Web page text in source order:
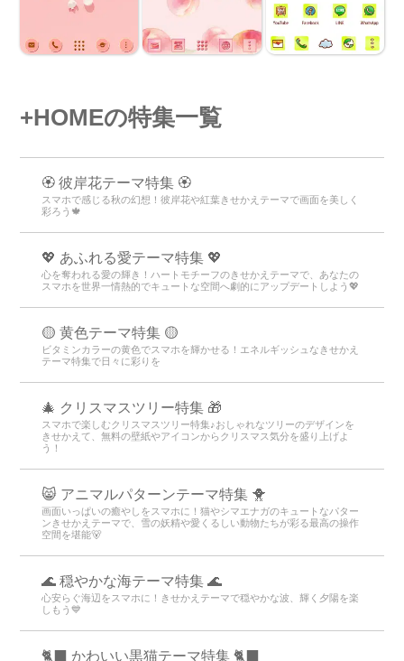
+HOMEの特集一覧
🏵 彼岸花テーマ特集 🏵
スマホで感じる秋の幻想！彼岸花や紅葉きせかえテーマで画面を美しく
彩ろう🍁
💖 あふれる愛テーマ特集 💖
心を奪われる愛の輝き！ハートモチーフのきせかえテーマで、あなたの
スマホを世界一情熱的でキュートな空間へ劇的にアップデートしよう💖
🟡 黄色テーマ特集 🟡
ビタミンカラーの黄色でスマホを輝かせる！エネルギッシュなきせかえ
テーマ特集で日々に彩りを
🎄 クリスマスツリー特集 🎁
スマホで楽しむクリスマスツリー特集♪おしゃれなツリーのデザインを
きせかえて、無料の壁紙やアイコンからクリスマス気分を盛り上げよ
う！
😸 アニマルパターンテーマ特集 🐥
画面いっぱいの癒やしをスマホに！猫やシマエナガのキュートなパター
ンきせかえテーマで、雪の妖精や愛くるしい動物たちが彩る最高の操作
空間を堪能🐻
🌊 穏やかな海テーマ特集 🌊
心安らぐ海辺をスマホに！きせかえテーマで穏やかな波、輝く夕陽を楽
しもう💙
🐈‍⬛ かわいい黒猫テーマ特集 🐈‍⬛